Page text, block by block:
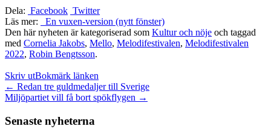
Dela: Facebook Twitter
Läs mer:
En vuxen-version (nytt fönster)
Den här nyheten är kategoriserad som Kultur och nöje och taggad
med Cornelia Jakobs, Mello, Melodifestivalen, Melodifestivalen
2022, Robin Bengtsson.
Skriv utBokmärk länken
Inläggsnavigation
← Redan tre guldmedaljer till Sverige
Miljöpartiet vill få bort spökflygen →
Senaste nyheterna